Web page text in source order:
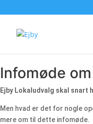
Infomøde
Ejby Lokaludvalg skal
Men hvad er det for nogle
mere om til dette infomøde.